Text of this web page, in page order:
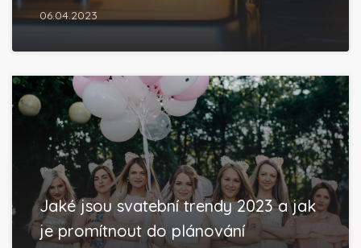
06.04.2023
Jaké jsou svatební trendy 2023 a jak
je promítnout do plánování